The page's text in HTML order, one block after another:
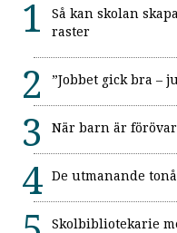
Så kan skolan
raster
”Jobbet gick bra –
När barn är
De utmanande
Skolbibliotekarie